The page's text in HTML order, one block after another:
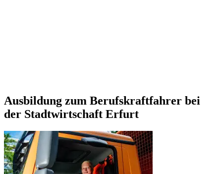
Ausbildung zum Berufskraftfahrer bei
der Stadtwirtschaft Erfurt